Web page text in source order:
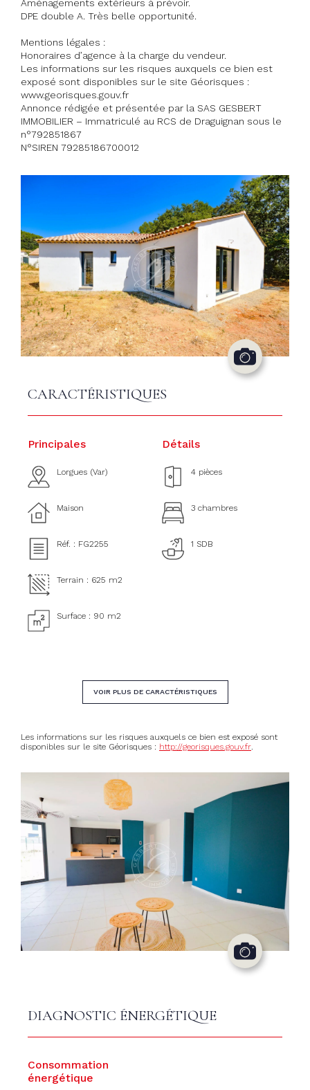
Aménagements extérieurs à prévoir.
DPE double A. Très belle opportunité.
Mentions légales :
Honoraires d’agence à la charge du vendeur.
Les informations sur les risques auxquels ce bien est
exposé sont disponibles sur le site Géorisques :
www.georisques.gouv.fr
Annonce rédigée et présentée par la SAS GESBERT
IMMOBILIER – Immatriculé au RCS de Draguignan sous le
n°792851867
N°SIREN 79285186700012
CARACTÉRISTIQUES
Principales
Lorgues (Var)
Maison
Réf. : FG2255
Terrain : 625 m2
Surface : 90 m2
Détails
4 pièces
3 chambres
1 SDB
VOIR PLUS DE CARACTÉRISTIQUES
Les informations sur les risques auxquels ce bien est exposé sont
disponibles sur le site Géorisques : http://georisques.gouv.fr.
DIAGNOSTIC ÉNERGÉTIQUE
Consommation
énergétique